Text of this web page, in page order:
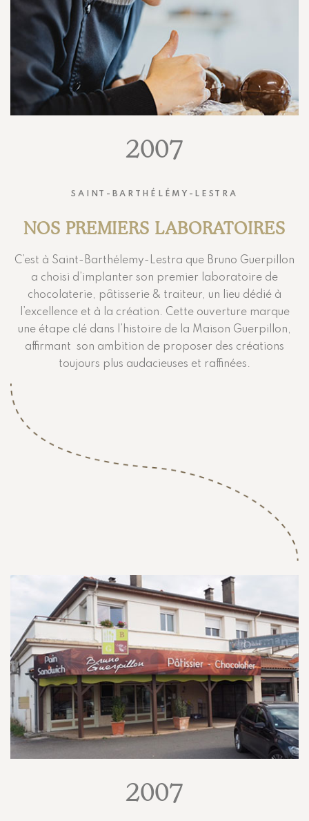
2007
SAINT-BARTHÉLÉMY-LESTRA
NOS PREMIERS LABORATOIRES
C’est à Saint-Barthélemy-Lestra que Bruno Guerpillon
a choisi d’implanter son premier laboratoire de
chocolaterie, pâtisserie & traiteur, un lieu dédié à
l’excellence et à la création. Cette ouverture marque
une étape clé dans l’histoire de la Maison Guerpillon,
affirmant son ambition de proposer des créations
toujours plus audacieuses et raffinées.
2007